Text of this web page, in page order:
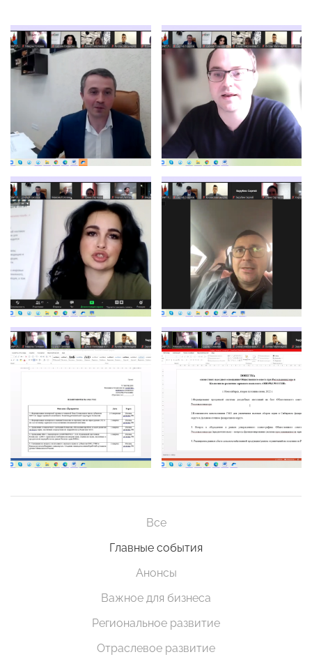
Все
Главные события
Анонсы
Важное для бизнеса
Региональное развитие
Отраслевое развитие